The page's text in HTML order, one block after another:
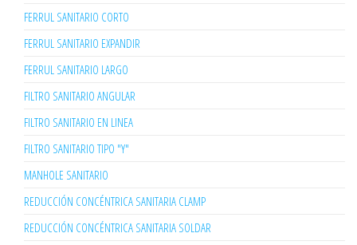
FERRUL SANITARIO CORTO
FERRUL SANITARIO EXPANDIR
FERRUL SANITARIO LARGO
FILTRO SANITARIO ANGULAR
FILTRO SANITARIO EN LINEA
FILTRO SANITARIO TIPO "Y"
MANHOLE SANITARIO
REDUCCIÓN CONCÉNTRICA SANITARIA CLAMP
REDUCCIÓN CONCÉNTRICA SANITARIA SOLDAR